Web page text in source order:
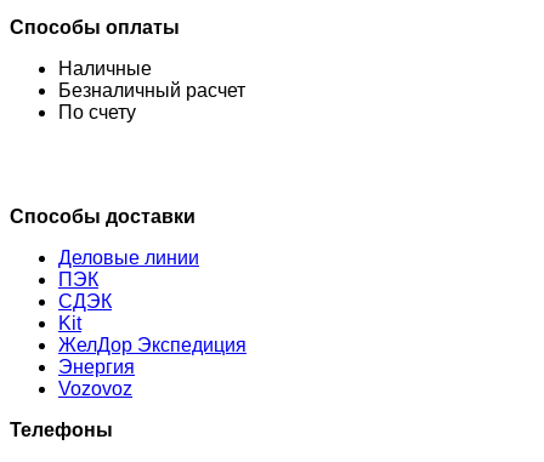
Способы оплаты
Наличные
Безналичный расчет
По счету
Способы доставки
Деловые линии
ПЭК
СДЭК
Kit
ЖелДор Экспедиция
Энергия
Vozovoz
Телефоны